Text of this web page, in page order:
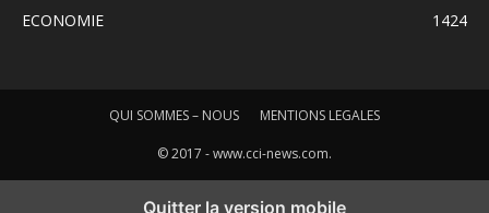
ECONOMIE
1424
QUI SOMMES – NOUS MENTIONS LEGALES
© 2017 - www.cci-news.com.
Quitter la version mobile